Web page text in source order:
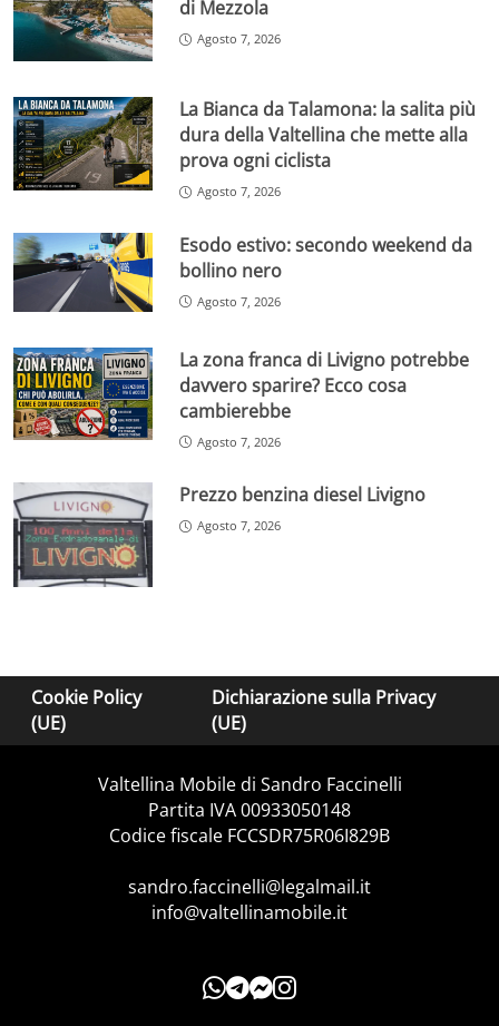
di Mezzola
Agosto 7, 2026
La Bianca da Talamona: la salita più
dura della Valtellina che mette alla
prova ogni ciclista
Agosto 7, 2026
Esodo estivo: secondo weekend da
bollino nero
Agosto 7, 2026
La zona franca di Livigno potrebbe
davvero sparire? Ecco cosa
cambierebbe
Agosto 7, 2026
Prezzo benzina diesel Livigno
Agosto 7, 2026
Cookie Policy
(UE)
Dichiarazione sulla Privacy
(UE)
Valtellina Mobile di Sandro Faccinelli
Partita IVA 00933050148
Codice fiscale FCCSDR75R06I829B
sandro.faccinelli@legalmail.it
info@valtellinamobile.it